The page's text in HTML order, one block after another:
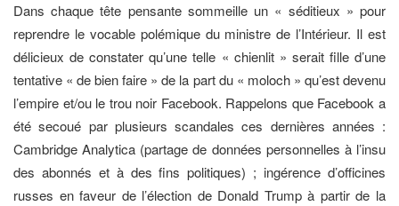
Dans chaque tête pensante sommeille un « séditieux » pour
reprendre le vocable polémique du ministre de l’Intérieur. Il est
délicieux de constater qu’une telle « chienlit » serait fille d’une
tentative « de bien faire » de la part du « moloch » qu’est devenu
l’empire et/ou le trou noir Facebook. Rappelons que Facebook a
été secoué par plusieurs scandales ces dernières années :
Cambridge Analytica (partage de données personnelles à l’insu
des abonnés et à des fins politiques) ; ingérence d’officines
russes en faveur de l’élection de Donald Trump à partir de la